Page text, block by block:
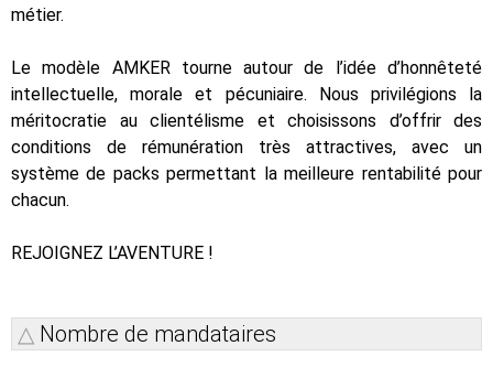
métier.
Le modèle AMKER tourne autour de l’idée d’honnêteté
intellectuelle, morale et pécuniaire. Nous privilégions la
méritocratie au clientélisme et choisissons d’offrir des
conditions de rémunération très attractives, avec un
système de packs permettant la meilleure rentabilité pour
chacun.
REJOIGNEZ L’AVENTURE !
Nombre de mandataires